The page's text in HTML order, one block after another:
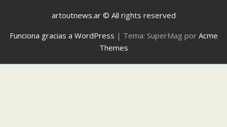
artoutnews.ar © All rights reserved
Funciona gracias a WordPress | Tema: SuperMag por Acme
Themes